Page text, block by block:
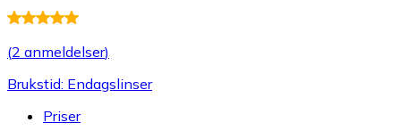
(2 anmeldelser)
Brukstid: Endagslinser
Priser